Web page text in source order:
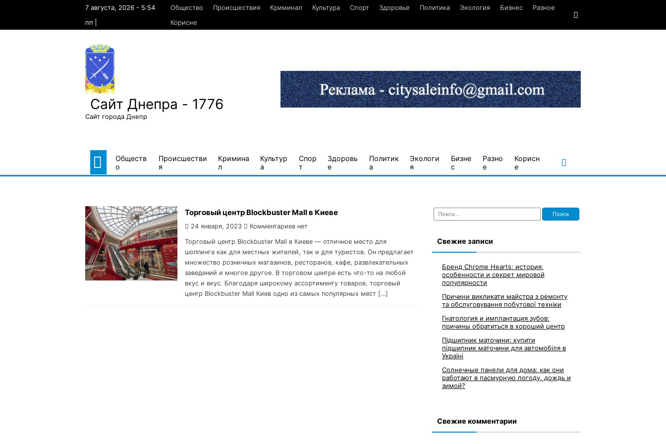
7 августа, 2026 - 5:54
пп
Общество Происшествия Криминал Культура Спорт Здоровье Политика Экология Бизнес
Разное
Корисне
Сайт Днепра - 1776
Сайт города Днепр
Обществ
о
Происшестви
я
Кримина
л
Культур
а
Спор
т
Здоровь
е
Политик
а
Экологи
я
Бизне
с
Разно
е
Корисн
е
Торговый центр Blockbuster Mall в Киеве
24 января, 2023 Комментариев нет
Торговый центр Blockbuster Mall в Киеве — отличное место для
шоппинга как для местных жителей, так и для туристов. Он предлагает
множество розничных магазинов, ресторанов, кафе, развлекательных
заведений и многое другое. В торговом центре есть что-то на любой
вкус и вкус. Благодаря широкому ассортименту товаров, торговый
центр Blockbuster Mall Киев одно из самых популярных мест […]
Найти:
Свежие записи
Бренд Chrome Hearts: история,
особенности и секрет мировой
популярности
Причини викликати майстра з ремонту
та обслуговування побутової техніки
Гнатология и имплантация зубов:
причины обратиться в хороший центр
Підшипник маточини: купити
підшипник маточини для автомобіля в
Україні
Солнечные панели для дома: как они
работают в пасмурную погоду, дождь и
зимой?
Свежие комментарии